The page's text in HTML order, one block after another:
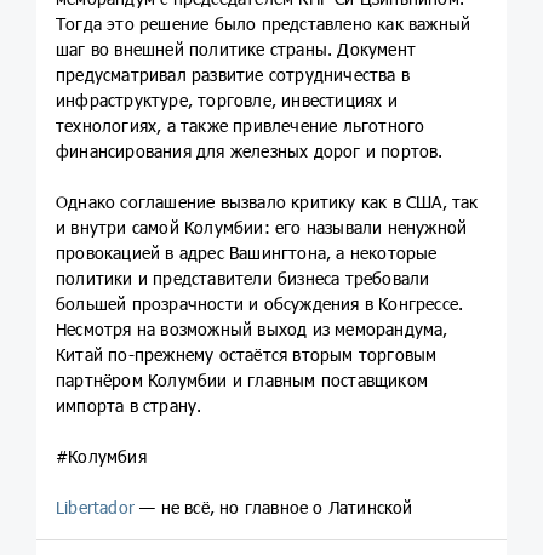
Тогда это решение было представлено как важный
шаг во внешней политике страны. Документ
предусматривал развитие сотрудничества в
инфраструктуре, торговле, инвестициях и
технологиях, а также привлечение льготного
финансирования для железных дорог и портов.
Однако соглашение вызвало критику как в США, так
и внутри самой Колумбии: его называли ненужной
провокацией в адрес Вашингтона, а некоторые
политики и представители бизнеса требовали
большей прозрачности и обсуждения в Конгрессе.
Несмотря на возможный выход из меморандума,
Китай по-прежнему остаётся вторым торговым
партнёром Колумбии и главным поставщиком
импорта в страну.
#Колумбия
Libertador— не всё, но главное о Латинской